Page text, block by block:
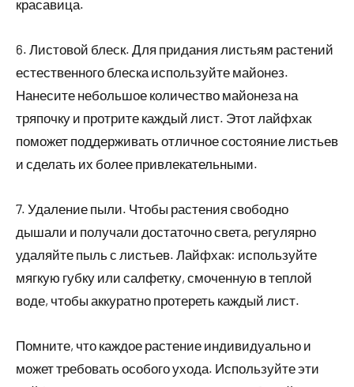
красавица.
6. Листовой блеск. Для придания листьям растений
естественного блеска используйте майонез.
Нанесите небольшое количество майонеза на
тряпочку и протрите каждый лист. Этот лайфхак
поможет поддерживать отличное состояние листьев
и сделать их более привлекательными.
7. Удаление пыли. Чтобы растения свободно
дышали и получали достаточно света, регулярно
удаляйте пыль с листьев. Лайфхак: используйте
мягкую губку или салфетку, смоченную в теплой
воде, чтобы аккуратно протереть каждый лист.
Помните, что каждое растение индивидуально и
может требовать особого ухода. Используйте эти